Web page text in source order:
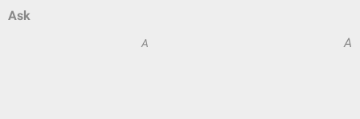
Ask
A A